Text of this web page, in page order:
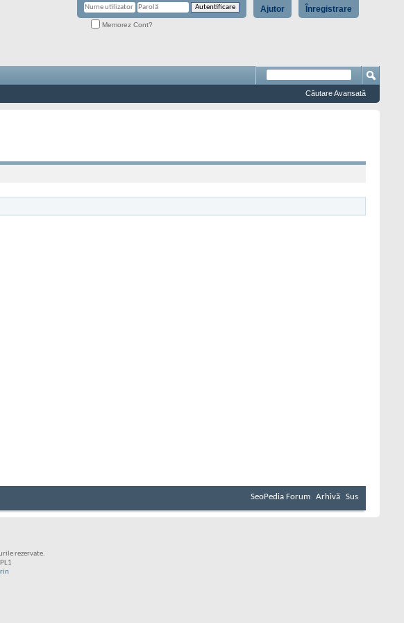
Înregistrare
Ajutor
Memorez Cont?
Căutare Avansată
SeoPedia Forum Arhivă Sus
rezervate.